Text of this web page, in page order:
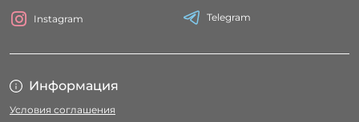
Информация
Условия соглашения
Instagram Telegram